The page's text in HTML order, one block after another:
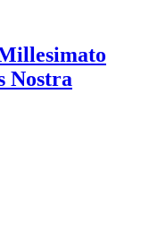
Nostra